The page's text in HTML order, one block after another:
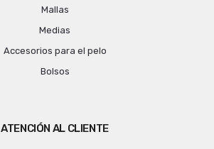
Mallas
Medias
Accesorios para el pelo
Bolsos
ATENCIÓN AL CLIENTE